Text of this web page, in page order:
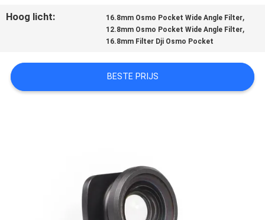
CITAAT
SITEMAP
Hoog licht: 16.8mm Osmo Pocket Wide Angle Filter,
12.8mm Osmo Pocket Wide Angle Filter,
16.8mm Filter Dji Osmo Pocket
BESTE PRIJS